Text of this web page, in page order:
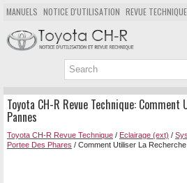
MANUELS NOTICE D'UTILISATION REVUE TECHNIQUE
POPULAIRE
PLAN DU SITE CHERCHER
Toyota CH-R Revue Technique:
Pannes
Toyota CH-R Revue Technique / Eclairage (ext) /
Portee Des Phares / Comment Utiliser La